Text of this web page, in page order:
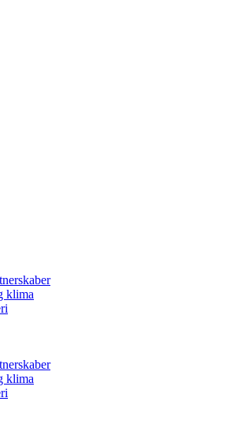
klima
klima